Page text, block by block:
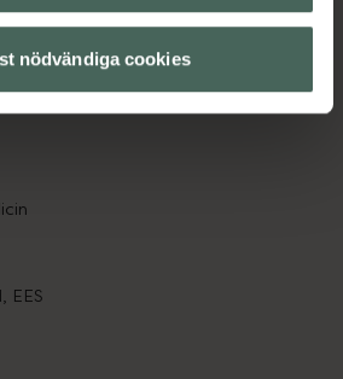
nödvändiga cookies
EES